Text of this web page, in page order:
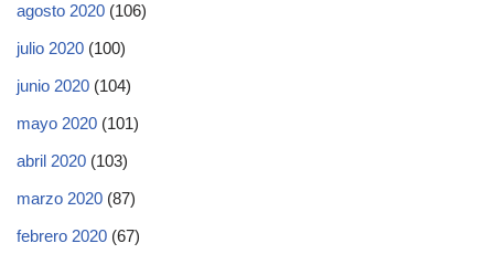
agosto 2020 (106)
julio 2020 (100)
junio 2020 (104)
mayo 2020 (101)
abril 2020 (103)
marzo 2020 (87)
febrero 2020 (67)